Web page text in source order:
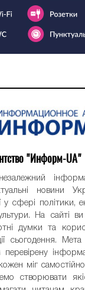
"Информ-UA"
новини
у сфері політики,
На сайті ви
думки та
сьогодення.
перевірену
міг
створювати